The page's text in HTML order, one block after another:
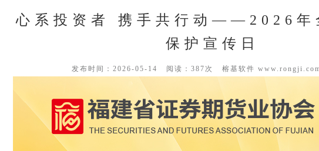
心系投资者 携手共行动——2026年
保护宣传日
发布时间：2026-05-14 阅读：387次 榕基软件